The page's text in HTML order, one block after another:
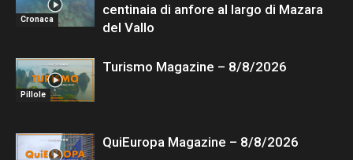
Cronaca
centinaia di anfore al largo di Mazara
del Vallo
Pillole
Turismo Magazine – 8/8/2026
QuiEuropa Magazine – 8/8/2026